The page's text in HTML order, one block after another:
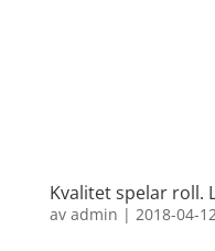
Kvalitet spelar roll.
av admin | 2018-04-